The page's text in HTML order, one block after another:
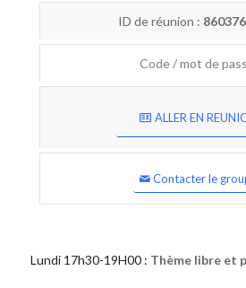
ID de réunion :
Code / mot de
ALLER EN
Contacter le
Lundi 17h30-19H00 : Thème libre et